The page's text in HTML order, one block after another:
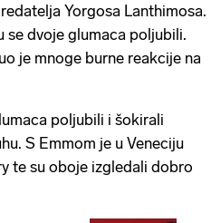
Yorgosa Lanthimosa.
se dvoje glumaca poljubili.
je mnoge burne reakcije na
poljubili i šokirali
S Emmom je u Veneciju
te su oboje izgledali dobro